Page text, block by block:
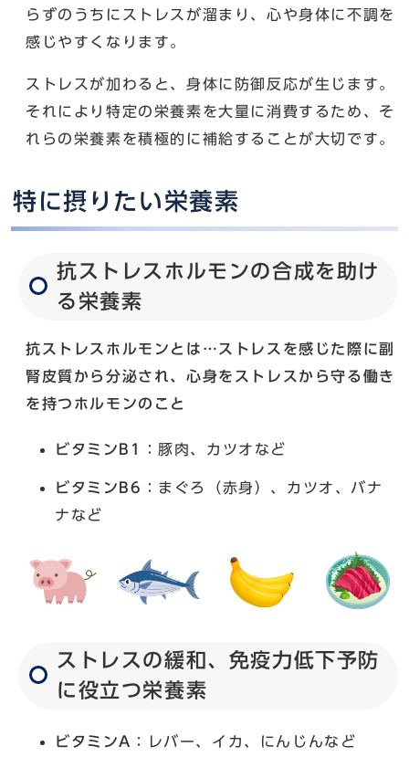
らずのうちにストレスが溜まり、心や身体に不調を
感じやすくなります。
ストレスが加わると、身体に防御反応が生じます。
それにより特定の栄養素を大量に消費するため、そ
れらの栄養素を積極的に補給することが大切です。
特に摂りたい栄養素
抗ストレスホルモンの合成を助け
る栄養素
抗ストレスホルモンとは…ストレスを感じた際に副
腎皮質から分泌され、心身をストレスから守る働き
を持つホルモンのこと
ビタミンB1 ：豚肉、カツオなど
ビタミンB6
：まぐろ（赤身）、カツオ、バナ
ナなど
ストレスの緩和、免疫力低下予防
に役立つ栄養素
ビタミンA ：レバー、イカ、にんじんなど